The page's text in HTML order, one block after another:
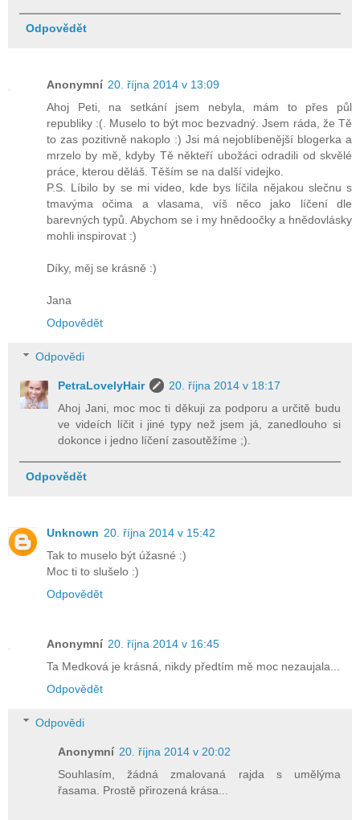
Odpovědět
Anonymní 20. října 2014 v 13:09
Ahoj Peti, na setkání jsem nebyla, mám to přes půl
republiky :(. Muselo to být moc bezvadný. Jsem ráda, že Tě
to zas pozitivně nakoplo :) Jsi má nejoblíbenější blogerka a
mrzelo by mě, kdyby Tě někteří ubožáci odradili od skvělé
práce, kterou děláš. Těším se na další videjko.
P.S. Líbilo by se mi video, kde bys líčila nějakou slečnu s
tmavýma očima a vlasama, víš něco jako líčení dle
barevných typů. Abychom se i my hnědoočky a hnědovlásky
mohli inspirovat :)
Díky, měj se krásně :)
Jana
Odpovědět
Odpovědi
PetraLovelyHair
20. října 2014 v 18:17
Ahoj Jani, moc moc ti děkuji za podporu a určitě budu
ve videích líčit i jiné typy než jsem já, zanedlouho si
dokonce i jedno líčení zasoutěžíme ;).
Odpovědět
Unknown 20. října 2014 v 15:42
Tak to muselo být úžasné :)
Moc ti to slušelo :)
Odpovědět
Anonymní 20. října 2014 v 16:45
Ta Medková je krásná, nikdy předtím mě moc nezaujala...
Odpovědět
Odpovědi
Anonymní 20. října 2014 v 20:02
Souhlasím, žádná zmalovaná rajda s umělýma
řasama. Prostě přirozená krása...